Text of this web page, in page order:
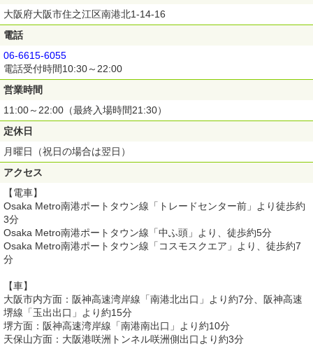
大阪府大阪市住之江区南港北1-14-16
電話
06-6615-6055
電話受付時間10:30～22:00
営業時間
11:00～22:00（最終入場時間21:30）
定休日
月曜日（祝日の場合は翌日）
アクセス
【電車】
Osaka Metro南港ポートタウン線「トレードセンター前」より徒歩約
3分
Osaka Metro南港ポートタウン線「中ふ頭」より、徒歩約5分
Osaka Metro南港ポートタウン線「コスモスクエア」より、徒歩約7
分
【車】
大阪市内方面：阪神高速湾岸線「南港北出口」より約7分、阪神高速
堺線「玉出出口」より約15分
堺方面：阪神高速湾岸線「南港南出口」より約10分
天保山方面：大阪港咲洲トンネル咲洲側出口より約3分